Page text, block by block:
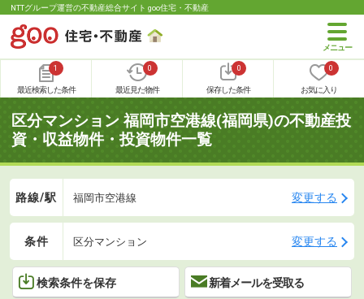
NTTグループ運営の不動産総合サイト goo住宅・不動産
1
最近検索した条件
0
最近見た物件
0
保存した条件
0
お気に入り
区分マンション 福岡市空港線(福岡県)の不動産投
資・収益物件・投資物件一覧
路線/駅 福岡市空港線 変更する
条件 区分マンション 変更する
検索条件を保存 新着メールを受取る